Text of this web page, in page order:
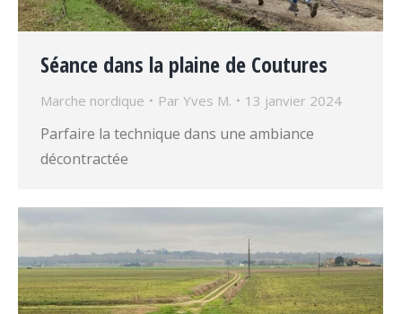
Séance dans la plaine de Coutures
Marche nordique Par Yves M. 13 janvier 2024
Parfaire la technique dans une ambiance
décontractée